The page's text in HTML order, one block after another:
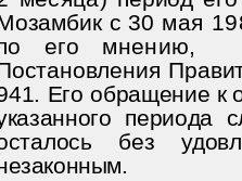
с 30 мая
его мнению,
Его обращение к
без